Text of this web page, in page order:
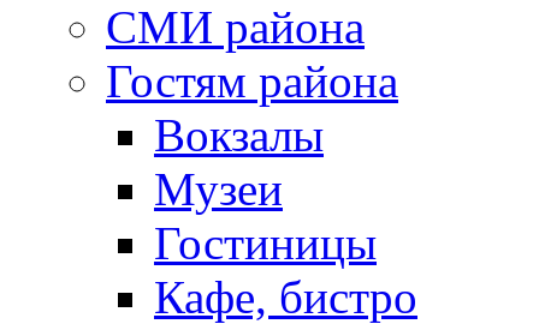
СМИ района
Гостям района
Вокзалы
Музеи
Гостиницы
Кафе, бистро